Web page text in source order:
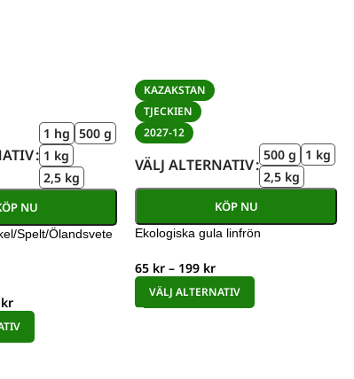
1 hg 500 g
1 kg
2,5 kg
NU
Spelt/Ölandsvete
kr
KAZAKSTAN
TJECKIEN
2027-12
VÄLJ ALTERNATIV
500 g
1 kg
2,5 kg
KÖP NU
Ekologiska gula linfrön
65 kr – 199 kr
VÄLJ ALTERNATIV